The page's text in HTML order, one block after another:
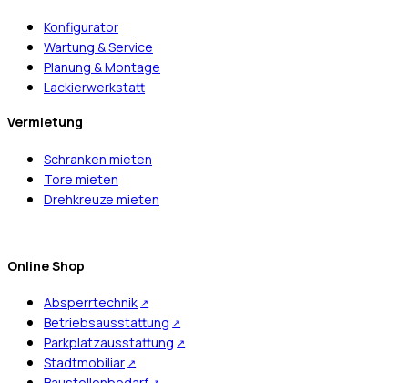
Konfigurator
Wartung & Service
Planung & Montage
Lackierwerkstatt
Vermietung
Schranken mieten
Tore mieten
Drehkreuze mieten
Online Shop
Absperrtechnik
Betriebsausstattung
Parkplatzausstattung
Stadtmobiliar